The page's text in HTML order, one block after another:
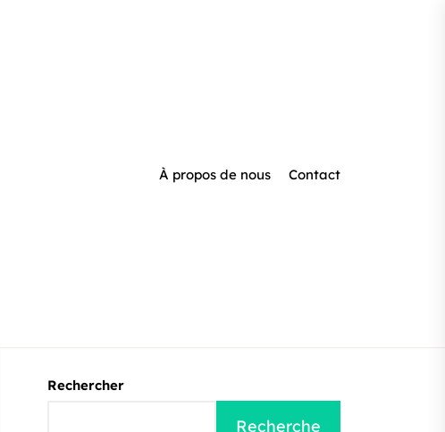
À propos de nous Contact
Rechercher
Recherche